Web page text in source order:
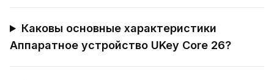
Каковы основные характеристики
Аппаратное устройство UKey Core 26?